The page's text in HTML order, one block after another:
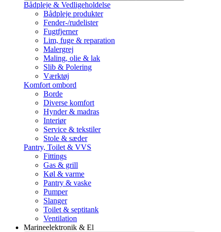
Bådpleje & Vedligeholdelse
Bådpleje produkter
Fender-/rudelister
Fugtfjerner
Lim, fuge & reparation
Malergrej
Maling, olie & lak
Slib & Polering
Værktøj
Komfort ombord
Borde
Diverse komfort
Hynder & madras
Interiør
Service & tekstiler
Stole & sæder
Pantry, Toilet & VVS
Fittings
Gas & grill
Køl & varme
Pantry & vaske
Pumper
Slanger
Toilet & septitank
Ventilation
Marineelektronik & El